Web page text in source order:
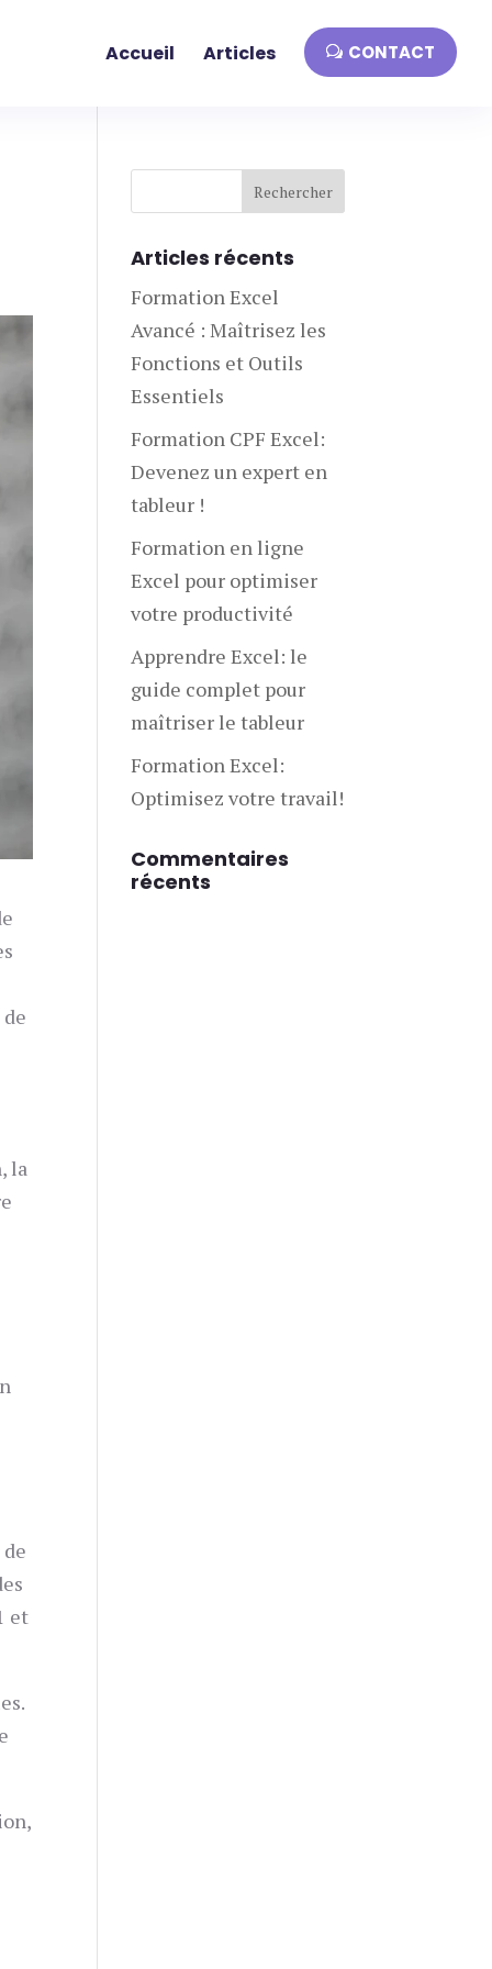
Accueil Articles CONTACT
la
et
Articles récents
Formation Excel
Avancé : Maîtrisez les
Fonctions et Outils
Essentiels
Formation CPF Excel:
Devenez un expert en
tableur !
Formation en ligne
Excel pour optimiser
votre productivité
Apprendre Excel: le
guide complet pour
maîtriser le tableur
Formation Excel:
Optimisez votre travail!
Commentaires
récents